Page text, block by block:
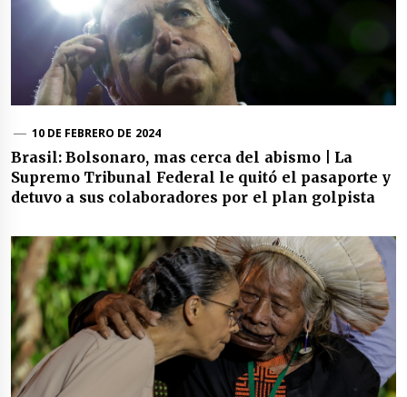
10 DE FEBRERO DE 2024
Brasil: Bolsonaro, mas cerca del abismo | La
Supremo Tribunal Federal le quitó el pasaporte y
detuvo a sus colaboradores por el plan golpista